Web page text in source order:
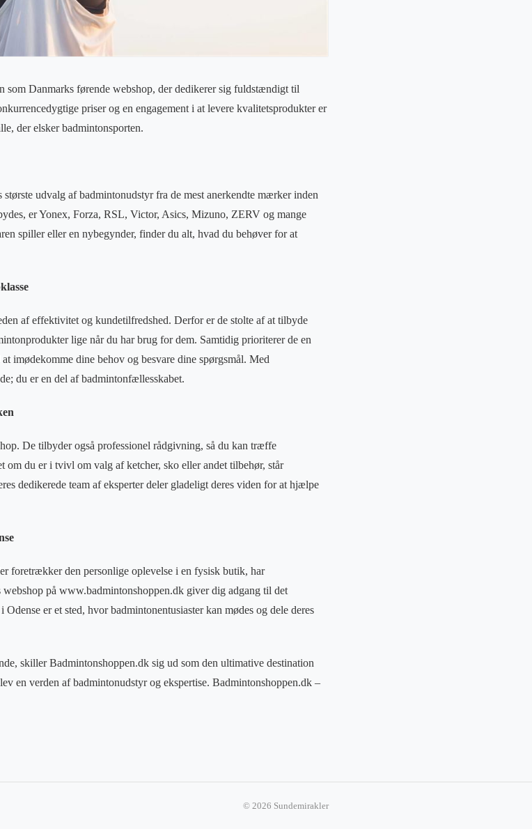
som Danmarks førende webshop, der dedikerer sig fuldstændigt til
priser og en engagement i at levere kvalitetsprodukter er
der elsker badmintonsporten.
udvalg af badmintonudstyr fra de mest anerkendte mærker inden
er Yonex, Forza, RSL, Victor, Asics, Mizuno, ZERV og mange
spiller eller en nybegynder, finder du alt, hvad du behøver for at
af effektivitet og kundetilfredshed. Derfor er de stolte af at tilbyde
lige når du har brug for dem. Samtidig prioriterer de en
imødekomme dine behov og besvare dine spørgsmål. Med
du er en del af badmintonfællesskabet.
De tilbyder også professionel rådgivning, så du kan træffe
om du er i tvivl om valg af ketcher, sko eller andet tilbehør, står
dedikerede team af eksperter deler gladeligt deres viden for at hjælpe
foretrækker den personlige oplevelse i en fysisk butik, har
på www.badmintonshoppen.dk giver dig adgang til det
er et sted, hvor badmintonentusiaster kan mødes og dele deres
skiller Badmintonshoppen.dk sig ud som den ultimative destination
en verden af badmintonudstyr og ekspertise. Badmintonshoppen.dk –
© 2026 Sundemirakler